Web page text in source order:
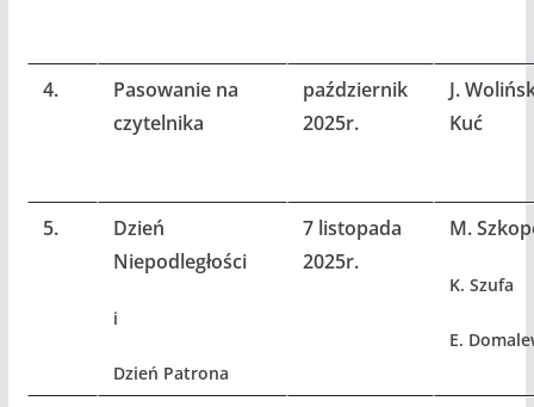
4.
Pasowanie na
czytelnika
październik
2025r.
J.
Kuć
5.
Dzień
Niepodległości
i
Dzień Patrona
7 listopada
2025r.
M.
K. Szufa
E.